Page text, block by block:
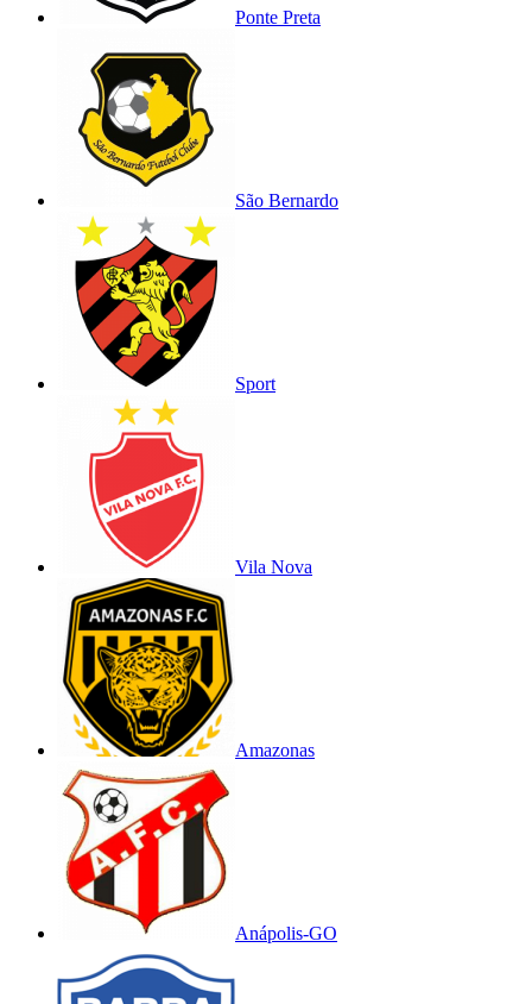
Ponte Preta
São Bernardo
Sport
Vila Nova
Amazonas
Anápolis-GO